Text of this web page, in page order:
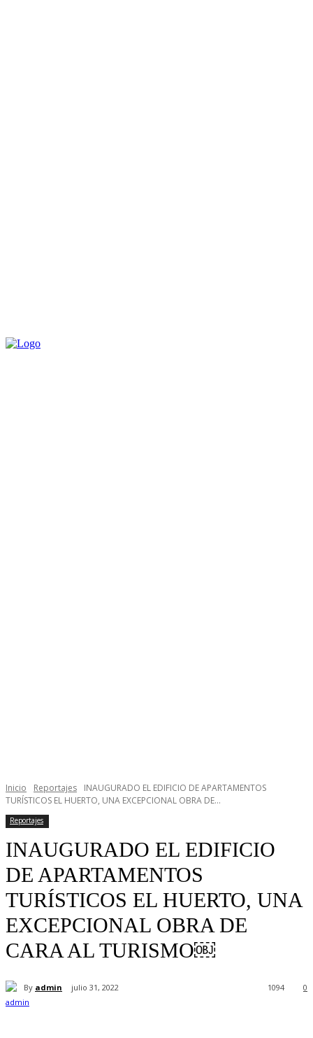
Inicio Reportajes
INAUGURADO EL EDIFICIO DE APARTAMENTOS
TURÍSTICOS EL HUERTO, UNA EXCEPCIONAL OBRA DE...
Reportajes
INAUGURADO EL EDIFICIO
DE APARTAMENTOS
TURÍSTICOS EL HUERTO, UNA
EXCEPCIONAL OBRA DE
CARA AL TURISMO￼
By admin julio 31, 2022 0
1094